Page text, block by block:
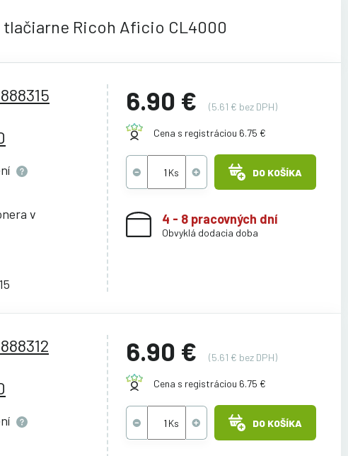
tlačiarne Ricoh Aficio CL4000
v
6.90 € (5.61 € bez DPH)
Cena s registráciou 6.75 €
DO KOŠÍKA
4 - 8 pracovných dní
Obvyklá dodacia doba
6.90 € (5.61 € bez DPH)
Cena s registráciou 6.75 €
DO KOŠÍKA